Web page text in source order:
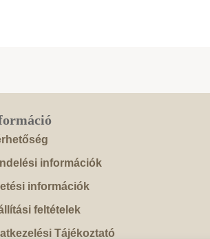
információk
információk
feltételek
Tájékoztató